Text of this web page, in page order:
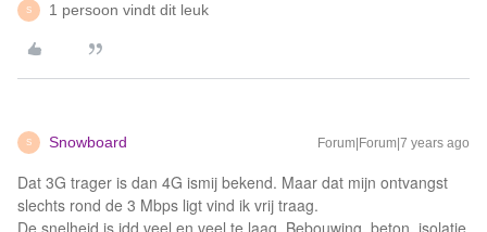
S 1 persoon vindt dit leuk
S Snowboard Forum|Forum|7 years ago
Dat 3G trager is dan 4G ismij bekend. Maar dat mijn ontvangst
slechts rond de 3 Mbps ligt vind ik vrij traag.
De snelheid is idd veel en veel te laag. Bebouwing, beton, isolatie